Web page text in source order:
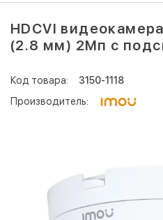
HDCVI
(2.8 мм) 2Мп с
Код товара:
3150-1118
Производитель: